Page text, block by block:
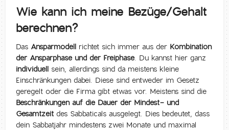
Wie kann ich meine Bezüge/Gehalt
berechnen?
Das Ansparmodell richtet sich immer aus der Kombination
der Ansparphase und der Freiphase. Du kannst hier ganz
individuell sein, allerdings sind da meistens kleine
Einschränkungen dabei. Diese sind entweder im Gesetz
geregelt oder die Firma gibt etwas vor. Meistens sind die
Beschränkungen auf die Dauer der Mindest- und
Gesamtzeit des Sabbaticals ausgelegt. Dies bedeutet, dass
dein Sabbatjahr mindestens zwei Monate und maximal